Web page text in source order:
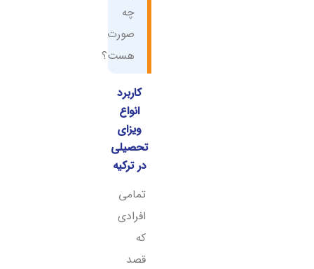
چه
صورت
هست؟
کاربرد
انواع
ویزای
تحصیلی
در ترکیه
تمامی
افرادی
که
قصد